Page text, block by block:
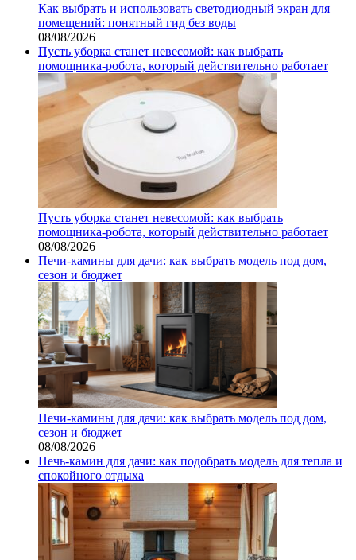
Как выбрать и использовать светодиодный экран для
помещений: понятный гид без воды
08/08/2026
Пусть уборка станет невесомой: как выбрать
помощника‑робота, который действительно работает
Пусть уборка станет невесомой: как выбрать
помощника‑робота, который действительно работает
08/08/2026
Печи-камины для дачи: как выбрать модель под дом,
сезон и бюджет
Печи-камины для дачи: как выбрать модель под дом,
сезон и бюджет
08/08/2026
Печь-камин для дачи: как подобрать модель для тепла и
спокойного отдыха